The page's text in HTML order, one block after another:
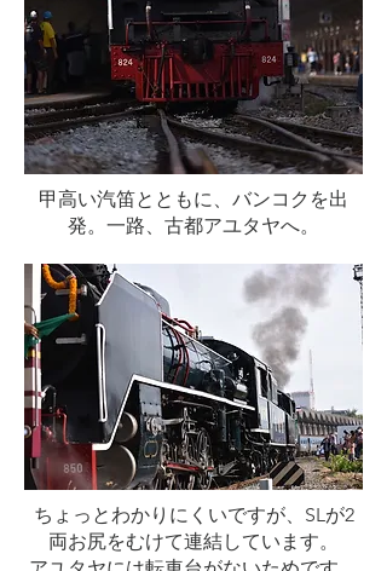
甲高い汽笛とともに、バンコクを出
発。一路、古都アユタヤへ。
ちょっとわかりにくいですが、SLが2
両お尻をむけて連結しています。